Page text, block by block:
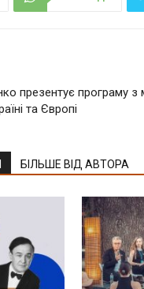
презентує програму
та Європі
БІЛЬШЕ ВІД АВТОРА